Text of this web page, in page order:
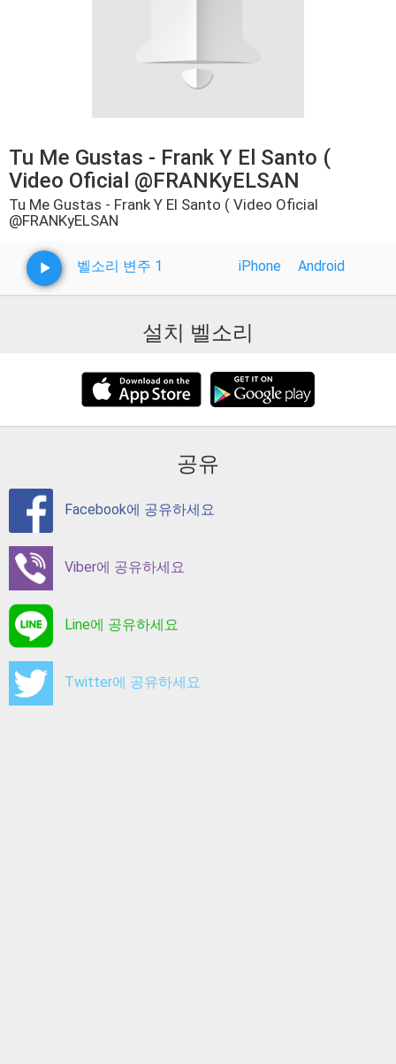
Tu Me Gustas - Frank Y El Santo (
Video Oficial @FRANKyELSAN
Tu Me Gustas - Frank Y El Santo ( Video Oficial
@FRANKyELSAN
벨소리 변주 1 iPhone Android
설치 벨소리
공유
Facebook에 공유하세요
Viber에 공유하세요
Line에 공유하세요
Twitter에 공유하세요